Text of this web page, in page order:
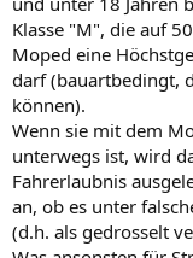
Klasse "M", die auf
Moped eine
darf (bauartbedingt,
können).
Wenn sie mit dem
unterwegs ist, wird
Fahrerlaubnis
an, ob es unter
(d.h. als gedrosselt